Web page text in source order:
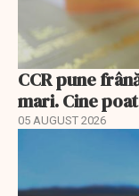
CCR pune
mari. Cine
05 AUGUST 2026